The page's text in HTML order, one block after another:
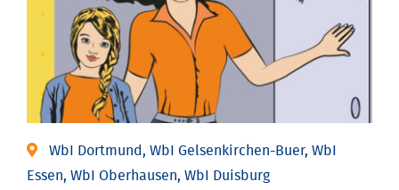
WbI Dortmund, WbI Gelsenkirchen-Buer, WbI
Essen, WbI Oberhausen, WbI Duisburg